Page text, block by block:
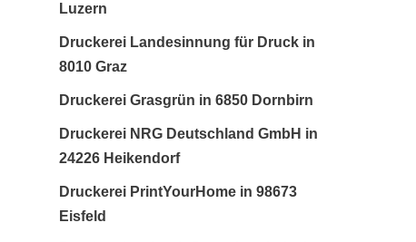
Luzern
Druckerei Landesinnung für Druck in
8010 Graz
Druckerei Grasgrün in 6850 Dornbirn
Druckerei NRG Deutschland GmbH in
24226 Heikendorf
Druckerei PrintYourHome in 98673
Eisfeld